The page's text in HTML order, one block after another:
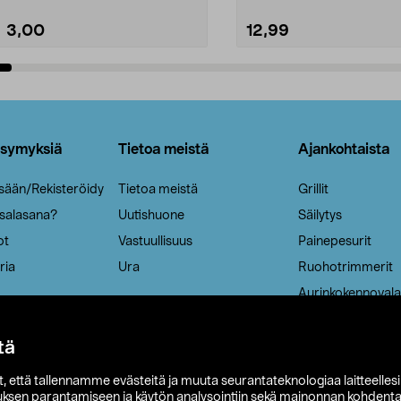
että tallennamme evästeitä ja muuta seurantateknologiaa laitteellesi
parantamiseen ja käytön analysointiin sekä mainonnan
3,00 12,99
Rekisteröidy
Tietoa meistä
Tietoa meistä
Uutishuone
Vastuullisuus
Ura
Ajankohtaista
Grillit
Säilytys
Painepesurit
Ruohotrimmerit